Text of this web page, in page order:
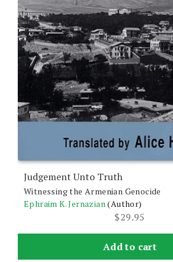
Judgement Unto Truth
Witnessing the Armenian Genocide
Ephraim K. Jernazian(Author)
$29.95
Add to cart